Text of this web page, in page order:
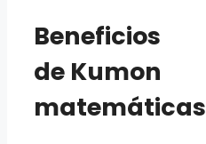
Beneficios
de Kumon
matemáticas